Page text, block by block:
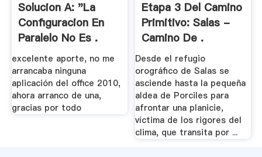
Solucion A: "La
Configuracion En
Paralelo No Es .
excelente aporte, no me
arrancaba ninguna
aplicación del office 2010,
ahora arranco de una,
gracias por todo
Etapa 3 Del Camino
Primitivo: Salas -
Camino De .
Desde el refugio
orográfico de Salas se
asciende hasta la pequeña
aldea de Porciles para
afrontar una planicie,
víctima de los rigores del
clima, que transita por ...